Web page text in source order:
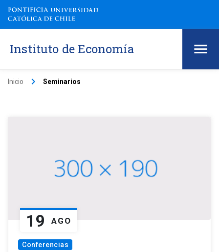
Instituto de Economía
Inicio keyboard_arrow_right Seminarios
19 AGO
Conferencias